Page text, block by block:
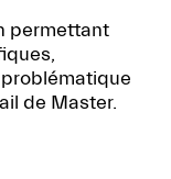
permettant
de Master.